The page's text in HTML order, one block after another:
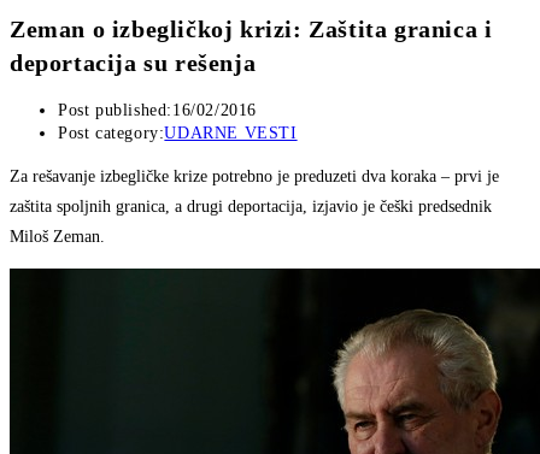
Zeman o izbegličkoj krizi: Zaštita granica i
deportacija su rešenja
Post published: 16/02/2016
Post category:UDARNE VESTI
Za rešavanje izbegličke krize potrebno je preduzeti dva koraka – prvi je
zaštita spoljnih granica, a drugi deportacija, izjavio je češki predsednik
Miloš Zeman.